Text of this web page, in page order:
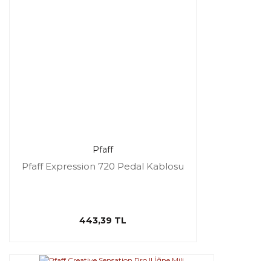
Pfaff
Pfaff Expression 720 Pedal Kablosu
443,39 TL